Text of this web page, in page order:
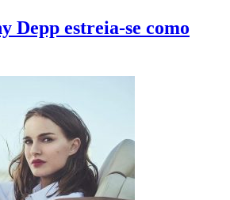
Depp estreia-se como